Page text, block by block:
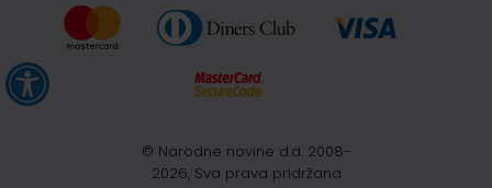
© Narodne novine d.d. 2008-
2026, Sva prava pridržana